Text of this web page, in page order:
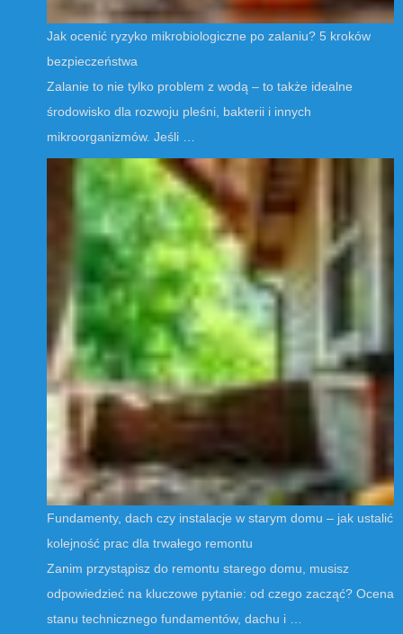
Jak ocenić ryzyko mikrobiologiczne po zalaniu? 5 kroków
bezpieczeństwa
Zalanie to nie tylko problem z wodą – to także idealne
środowisko dla rozwoju pleśni, bakterii i innych
mikroorganizmów. Jeśli …
Fundamenty, dach czy instalacje w starym domu – jak ustalić
kolejność prac dla trwałego remontu
Zanim przystąpisz do remontu starego domu, musisz
odpowiedzieć na kluczowe pytanie: od czego zacząć? Ocena
stanu technicznego fundamentów, dachu i …